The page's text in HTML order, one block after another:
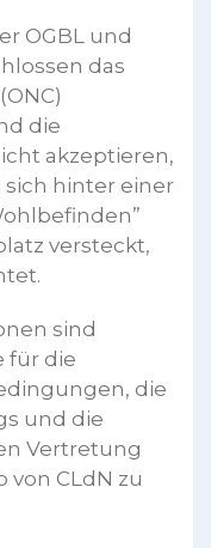
OGBL und
das
die
akzeptieren,
hinter einer
versteckt,
sind
für die
die
und die
Vertretung
CLdN zu